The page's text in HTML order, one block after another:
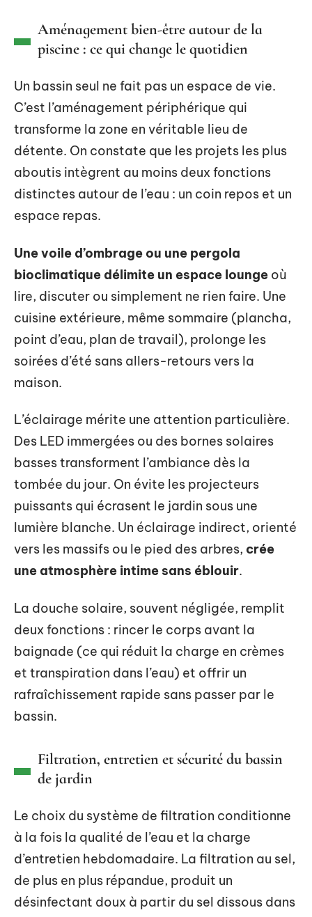
Aménagement bien-être autour de la
piscine : ce qui change le quotidien
Un bassin seul ne fait pas un espace de vie.
C’est l’aménagement périphérique qui
transforme la zone en véritable lieu de
détente. On constate que les projets les plus
aboutis intègrent au moins deux fonctions
distinctes autour de l’eau : un coin repos et un
espace repas.
Une voile d’ombrage ou une pergola
bioclimatique délimite un espace lounge où
lire, discuter ou simplement ne rien faire. Une
cuisine extérieure, même sommaire (plancha,
point d’eau, plan de travail), prolonge les
soirées d’été sans allers-retours vers la
maison.
L’éclairage mérite une attention particulière.
Des LED immergées ou des bornes solaires
basses transforment l’ambiance dès la
tombée du jour. On évite les projecteurs
puissants qui écrasent le jardin sous une
lumière blanche. Un éclairage indirect, orienté
vers les massifs ou le pied des arbres, crée
une atmosphère intime sans éblouir.
La douche solaire, souvent négligée, remplit
deux fonctions : rincer le corps avant la
baignade (ce qui réduit la charge en crèmes
et transpiration dans l’eau) et offrir un
rafraîchissement rapide sans passer par le
bassin.
Filtration, entretien et sécurité du bassin
de jardin
Le choix du système de filtration conditionne
à la fois la qualité de l’eau et la charge
d’entretien hebdomadaire. La filtration au sel,
de plus en plus répandue, produit un
désinfectant doux à partir du sel dissous dans